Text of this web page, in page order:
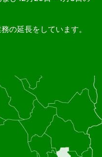
の延長をしています。